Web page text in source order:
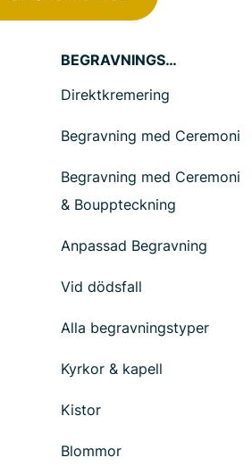
BEGRAVNINGSTJÄNSTER
Direktkremering
Begravning med Ceremoni
Begravning med Ceremoni
& Bouppteckning
Anpassad Begravning
Vid dödsfall
Alla begravningstyper
Kyrkor & kapell
Kistor
Blommor